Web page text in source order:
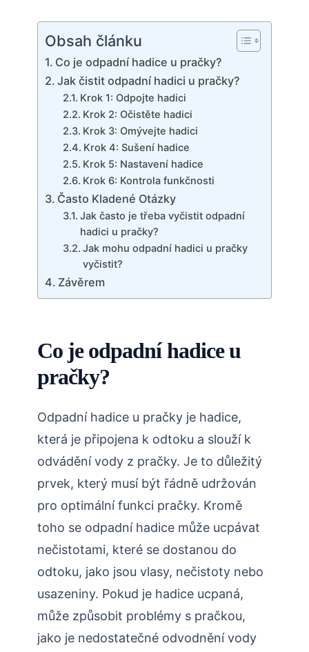
Obsah článku
Co je odpadní hadice u pračky?
Jak čistit odpadní hadici u pračky?
Krok 1: Odpojte hadici
Krok 2: Očistěte hadici
Krok 3: Omývejte hadici
Krok 4: Sušení hadice
Krok 5: Nastavení hadice
Krok 6: Kontrola funkčnosti
Často Kladené Otázky
Jak často je třeba vyčistit odpadní
hadici u pračky?
Jak mohu odpadní hadici u pračky
vyčistit?
Závěrem
Co je odpadní hadice u
pračky?
Odpadní hadice u pračky je hadice,
která je připojena k odtoku a slouží k
odvádění vody z pračky. Je to důležitý
prvek, který musí být řádně udržován
pro optimální funkci pračky. Kromě
toho se odpadní hadice může ucpávat
nečistotami, které se dostanou do
odtoku, jako jsou vlasy, nečistoty nebo
usazeniny. Pokud je hadice ucpaná,
může způsobit problémy s pračkou,
jako je nedostatečné odvodnění vody